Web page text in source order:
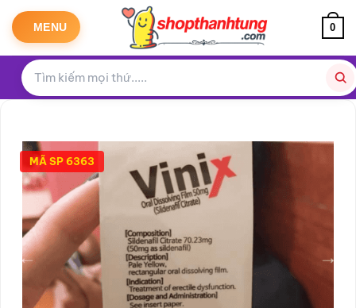
qua
dung
MENU 0
MÃ SP 6363